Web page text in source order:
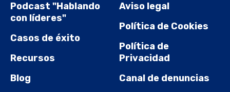
Podcast "Hablando
con líderes"
Casos de éxito
Recursos
Blog
Aviso legal
Política de Cookies
Política de
Privacidad
Canal de denuncias